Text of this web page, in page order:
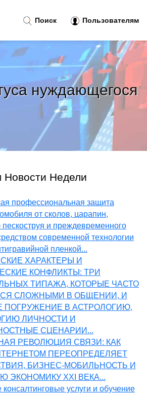
нуждающегося
Новости Недели
профессиональная защита
от сколов, царапин,
пескоструя и преждевременного
современной технологии
пленкой...
ХАРАКТЕРЫ И
КОНФЛИКТЫ: ТРИ
ТИПАЖА, КОТОРЫЕ ЧАСТО
СЛОЖНЫМИ В ОБЩЕНИИ, И
ПОГРУЖЕНИЕ В АСТРОЛОГИЮ,
ЛИЧНОСТИ И
СЦЕНАРИИ...
РЕВОЛЮЦИЯ СВЯЗИ: КАК
ПЕРЕОПРЕДЕЛЯЕТ
БИЗНЕС-МОБИЛЬНОСТЬ И
ЭКОНОМИКУ XXI ВЕКА...
консалтинговые услуги и обучение
Поиск Пользователям